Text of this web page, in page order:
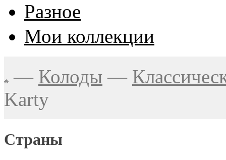
Разное
Мои коллекции
— Колоды —
Karty
Страны